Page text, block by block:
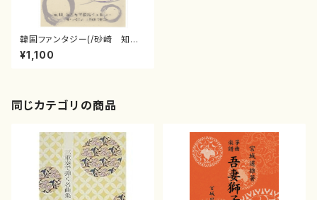
韓国ファンタジー(/砂崎 知子/
楽譜）
¥1,100
同じカテゴリの商品